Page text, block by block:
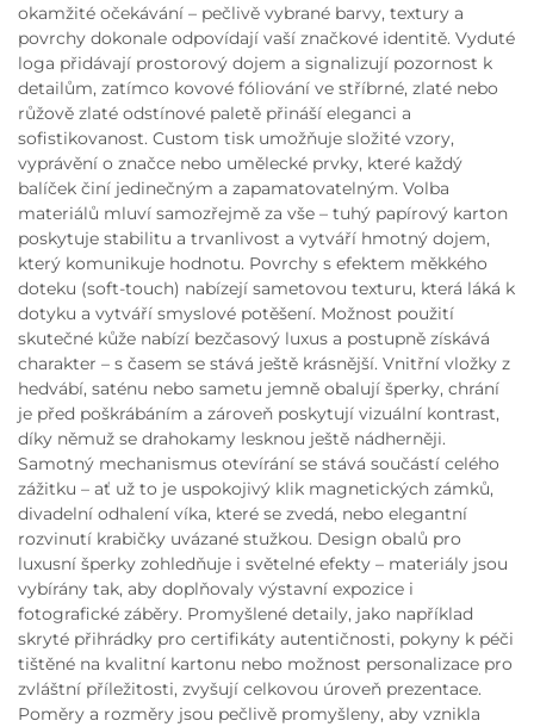
okamžité očekávání – pečlivě vybrané barvy, textury a
povrchy dokonale odpovídají vaší značkové identitě. Vyduté
loga přidávají prostorový dojem a signalizují pozornost k
detailům, zatímco kovové fóliování ve stříbrné, zlaté nebo
růžově zlaté odstínové paletě přináší eleganci a
sofistikovanost. Custom tisk umožňuje složité vzory,
vyprávění o značce nebo umělecké prvky, které každý
balíček činí jedinečným a zapamatovatelným. Volba
materiálů mluví samozřejmě za vše – tuhý papírový karton
poskytuje stabilitu a trvanlivost a vytváří hmotný dojem,
který komunikuje hodnotu. Povrchy s efektem měkkého
doteku (soft-touch) nabízejí sametovou texturu, která láká k
dotyku a vytváří smyslové potěšení. Možnost použití
skutečné kůže nabízí bezčasový luxus a postupně získává
charakter – s časem se stává ještě krásnější. Vnitřní vložky z
hedvábí, saténu nebo sametu jemně obalují šperky, chrání
je před poškrábáním a zároveň poskytují vizuální kontrast,
díky němuž se drahokamy lesknou ještě nádherněji.
Samotný mechanismus otevírání se stává součástí celého
zážitku – ať už to je uspokojivý klik magnetických zámků,
divadelní odhalení víka, které se zvedá, nebo elegantní
rozvinutí krabičky uvázané stužkou. Design obalů pro
luxusní šperky zohledňuje i světelné efekty – materiály jsou
vybírány tak, aby doplňovaly výstavní expozice i
fotografické záběry. Promyšlené detaily, jako například
skryté přihrádky pro certifikáty autentičnosti, pokyny k péči
tištěné na kvalitní kartonu nebo možnost personalizace pro
zvláštní příležitosti, zvyšují celkovou úroveň prezentace.
Poměry a rozměry jsou pečlivě promyšleny, aby vznikla